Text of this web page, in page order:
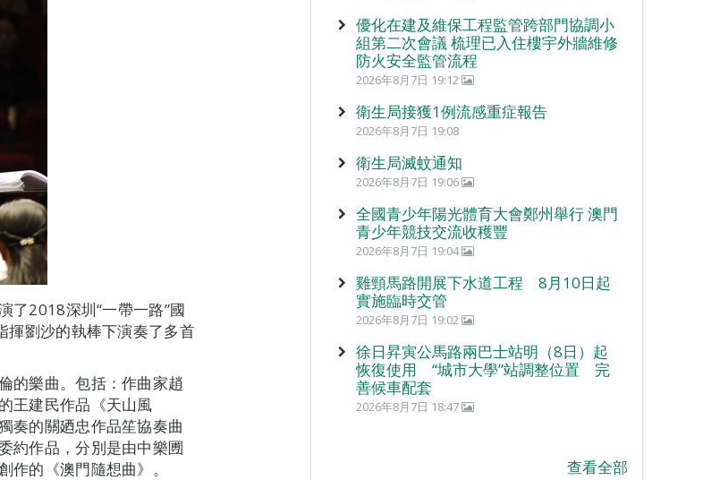
了2018深圳“一帶一路”國
揮劉沙的執棒下演奏了多首
的樂曲。包括：作曲家趙
王建民作品《天山風
奏的關廼忠作品笙協奏曲
約作品，分別是由中樂圑
的《澳門隨想曲》。
優化在建及維保工程監管跨部門協調小
組第二次會議 梳理已入住樓宇外牆維修
防火安全監管流程
2026年8月7日 19:12
衛生局接獲1例流感重症報告
2026年8月7日 19:08
衛生局滅蚊通知
2026年8月7日 19:06
全國青少年陽光體育大會鄭州舉行 澳門
青少年競技交流收穫豐
2026年8月7日 19:04
雞頸馬路開展下水道工程 8月10日起
實施臨時交管
2026年8月7日 19:02
徐日昇寅公馬路兩巴士站明（8日）起
恢復使用 “城市大學”站調整位置 完
善候車配套
2026年8月7日 18:47
查看全部